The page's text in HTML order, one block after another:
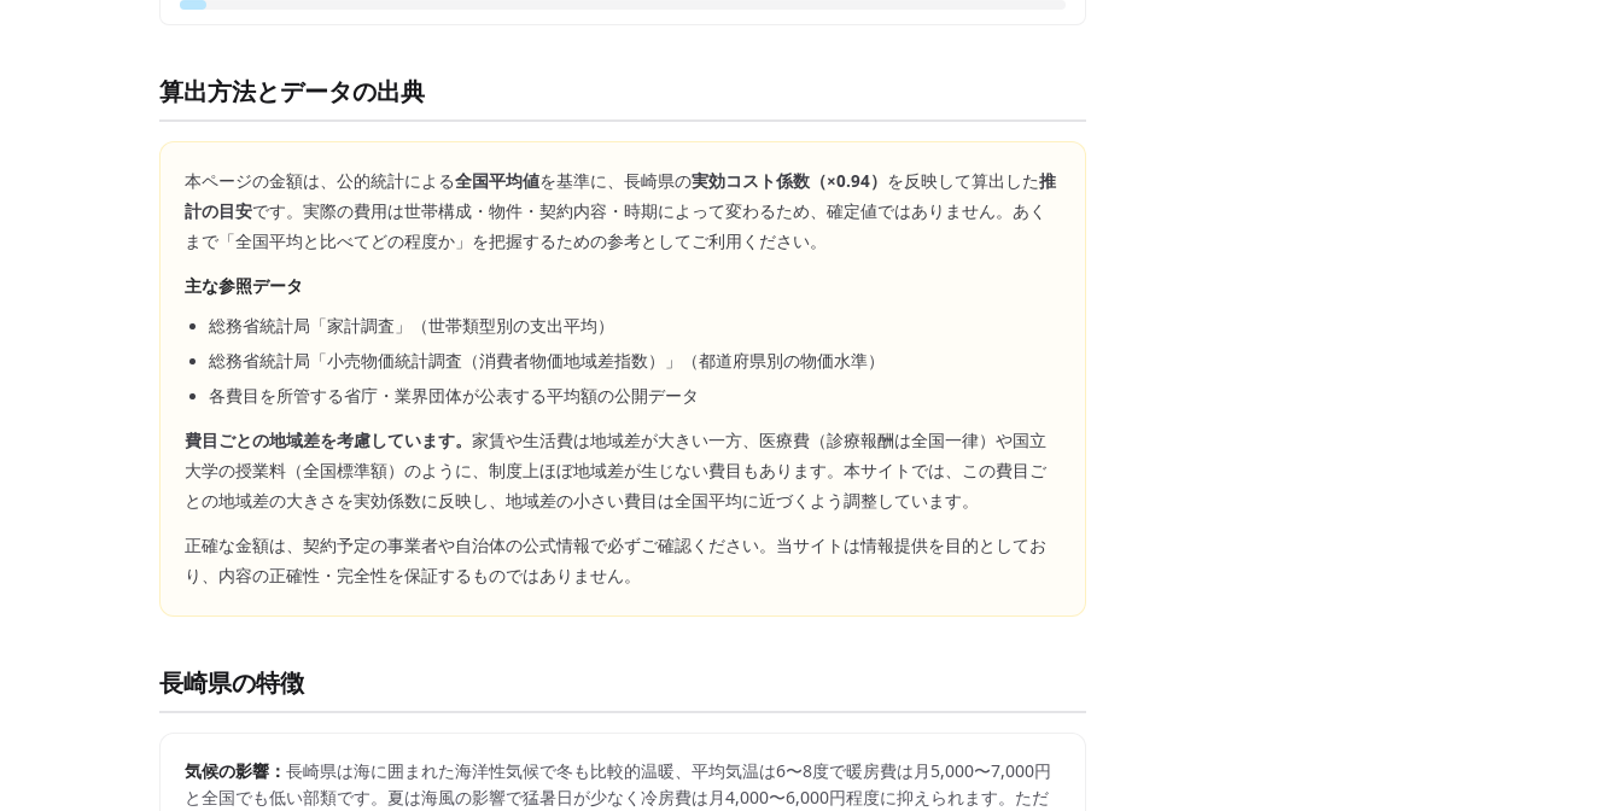
算出方法とデータの出典
本ページの金額は、公的統計による全国平均値を基準に、 長崎県の実効コスト係数（×0.94） を反映して算出した推
計の目安です。実際の費用は世帯構成・物件・契約内容・時期によって変わるため、確定値ではありません。あく
まで「全国平均と比べてどの程度か」を把握するための参考としてご利用ください。
主な参照データ
総務省統計局「家計調査」（世帯類型別の支出平均）
総務省統計局「小売物価統計調査（消費者物価地域差指数）」（都道府県別の物価水準）
各費目を所管する省庁・業界団体が公表する平均額の公開データ
費目ごとの地域差を考慮しています。 家賃や生活費は地域差が大きい一方、医療費（診療報酬は全国一律）や国立
大学の授業料（全国標準額）のように、制度上ほぼ地域差が生じない費目もあります。本サイトでは、この費目ご
との地域差の大きさを実効係数に反映し、地域差の小さい費目は全国平均に近づくよう調整しています。
正確な金額は、契約予定の事業者や自治体の公式情報で必ずご確認ください。当サイトは情報提供を目的としてお
り、内容の正確性・完全性を保証するものではありません。
長崎県の特徴
気候の影響： 長崎県は海に囲まれた海洋性気候で冬も比較的温暖、平均気温は6〜8度で暖房費は月5,000〜7,000円
と全国でも低い部類です。夏は海風の影響で猛暑日が少なく冷房費は月4,000〜6,000円程度に抑えられます。ただ